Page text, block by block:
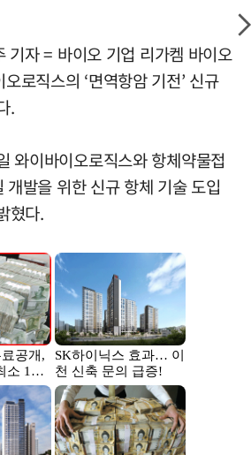
기자 = 바이오 기업 리가켐 바이오
로직스의 ‘면역항암 기전’ 신규
.
와이바이오로직스와 항체약물접
발을 위한 신규 항체 기술 도입
혔다.